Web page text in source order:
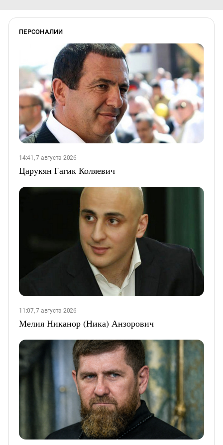
ПЕРСОНАЛИИ
14:41, 7 августа 2026
Царукян Гагик Коляевич
11:07, 7 августа 2026
Мелия Никанор (Ника) Анзорович